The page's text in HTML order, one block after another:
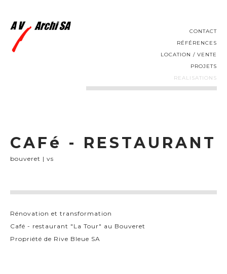
CONTACT
RÉFÉRENCES
LOCATION / VENTE
PROJETS
REALISATIONS
CAFé - RESTAURANT
bouveret | vs
Rénovation et transformation
Café - restaurant "La Tour" au Bouveret
Propriété de Rive Bleue SA